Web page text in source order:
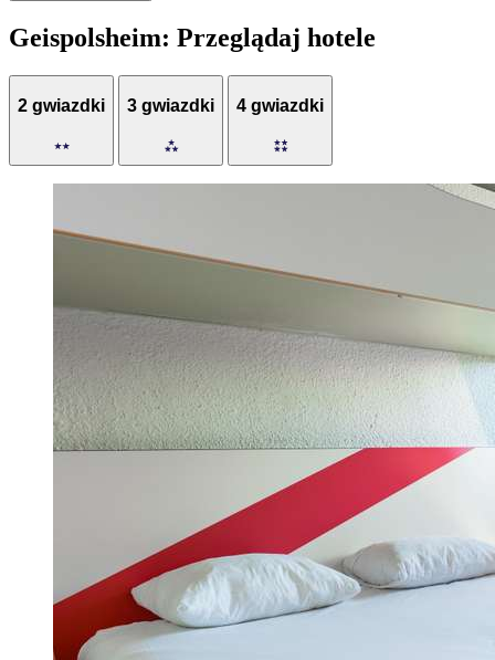
Geispolsheim: Przeglądaj hotele
2 gwiazdki 3 gwiazdki 4 gwiazdki